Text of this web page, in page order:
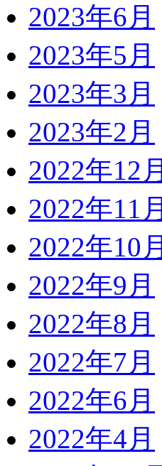
2023年6月
2023年5月
2023年3月
2023年2月
2022年12月
2022年11月
2022年10月
2022年9月
2022年8月
2022年7月
2022年6月
2022年4月